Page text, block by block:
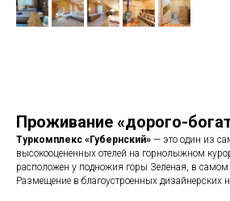
Проживание «дорого-
Туркомплекс «Губернский» — это один из
высокооцененных отелей на горнолыжном
расположен у подножия горы Зеленая, в самом
Размещение в благоустроенных дизайнерских